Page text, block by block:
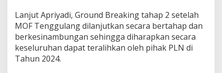
Lanjut Apriyadi, Ground Breaking tahap 2 setelah
MOF Tenggulang dilanjutkan secara bertahap dan
berkesinambungan sehingga diharapkan secara
keseluruhan dapat teralihkan oleh pihak PLN di
Tahun 2024.